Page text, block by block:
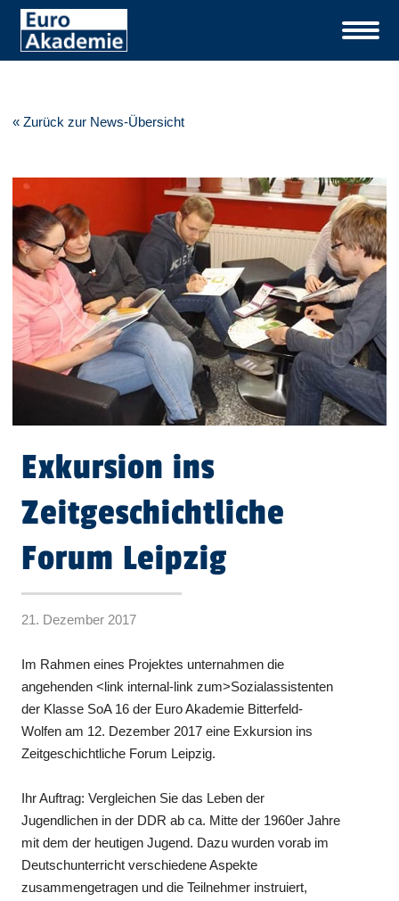
« Zurück zur News-Übersicht
Exkursion ins
Zeitgeschichtliche
Forum Leipzig
21. Dezember 2017
Im Rahmen eines Projektes unternahmen die
angehenden <link internal-link zum>Sozialassistenten
der Klasse SoA 16 der Euro Akademie Bitterfeld-
Wolfen am 12. Dezember 2017 eine Exkursion ins
Zeitgeschichtliche Forum Leipzig.
Ihr Auftrag: Vergleichen Sie das Leben der
Jugendlichen in der DDR ab ca. Mitte der 1960er Jahre
mit dem der heutigen Jugend. Dazu wurden vorab im
Deutschunterricht verschiedene Aspekte
zusammengetragen und die Teilnehmer instruiert,